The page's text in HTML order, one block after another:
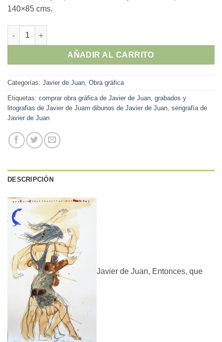
140×85 cms.
Javier de Juan - "Entonces, que era eso tan importante…?"
AÑADIR AL CARRITO
Categorías: Javier de Juan, Obra gráfica
Etiquetas: comprar obra gráfica de Javier de Juan, grabados y
litografias de Javier de Juam dibunos de Javier de Juan, serigrafía de
Javier de Juan
DESCRIPCIÓN
Javier de Juan, Entonces, que